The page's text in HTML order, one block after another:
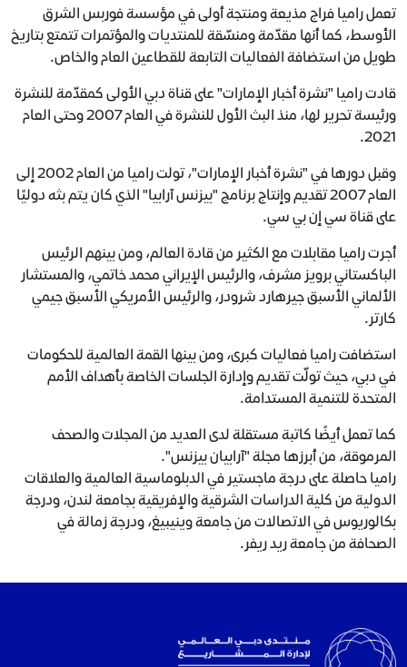
تعمل راميا فراج مذيعة ومنتجة أولى في مؤسسة فوربس الشرق
الأوسط، كما أنها مقدّمة ومنسّقة للمنتديات والمؤتمرات تتمتع بتاريخ
طويل من استضافة الفعاليات التابعة للقطاعين العام والخاص.
قادت راميا "نشرة أخبار الإمارات" على قناة دبي الأولى كمقدّمة للنشرة
ورئيسة تحرير لها، منذ البث الأول للنشرة في العام 2007 وحتى العام
2021.
وقبل دورها في "نشرة أخبار الإمارات"، تولت راميا من العام 2002 إلى
العام 2007 تقديم وإنتاج برنامج "بيزنس آرابيا" الذي كان يتم بثه دوليًا
على قناة سي إن بي سي.
أجرت راميا مقابلات مع الكثير من قادة العالم، ومن بينهم الرئيس
الباكستاني برويز مشرف، والرئيس الإيراني محمد خاتمي، والمستشار
الألماني الأسبق جيرهارد شرودر، والرئيس الأمريكي الأسبق جيمي
كارتر.
استضافت راميا فعاليات كبرى، ومن بينها القمة العالمية للحكومات
في دبي، حيث تولّت تقديم وإدارة الجلسات الخاصة بأهداف الأمم
المتحدة للتنمية المستدامة.
كما تعمل أيضًا كاتبة مستقلة لدى العديد من المجلات والصحف
المرموقة، من أبرزها مجلة "آرابيان بيزنس".
راميا حاصلة على درجة ماجستير في الدبلوماسية العالمية والعلاقات
الدولية من كلية الدراسات الشرقية والإفريقية بجامعة لندن، ودرجة
بكالوريوس في الاتصالات من جامعة وينيبيغ، ودرجة زمالة في
الصحافة من جامعة ريد ريفر.